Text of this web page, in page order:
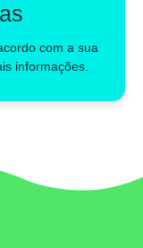
com a sua
informações.